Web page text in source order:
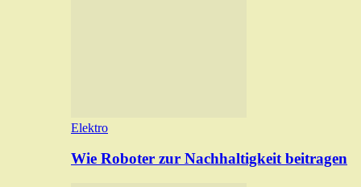
Elektro
Wie Roboter zur Nachhaltigkeit beitragen